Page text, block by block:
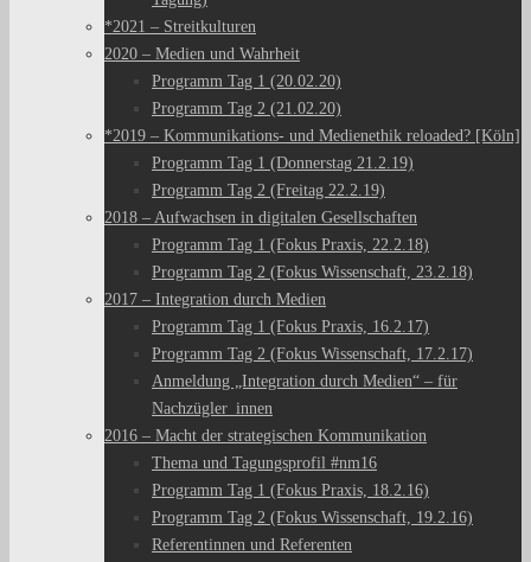
*2021 – Streitkulturen
2020 – Medien und Wahrheit
Programm Tag 1 (20.02.20)
Programm Tag 2 (21.02.20)
*2019 – Kommunikations- und Medienethik reloaded? [Köln]
Programm Tag 1 (Donnerstag 21.2.19)
Programm Tag 2 (Freitag 22.2.19)
2018 – Aufwachsen in digitalen Gesellschaften
Programm Tag 1 (Fokus Praxis, 22.2.18)
Programm Tag 2 (Fokus Wissenschaft, 23.2.18)
2017 – Integration durch Medien
Programm Tag 1 (Fokus Praxis, 16.2.17)
Programm Tag 2 (Fokus Wissenschaft, 17.2.17)
Anmeldung „Integration durch Medien“ – für
Nachzügler_innen
2016 – Macht der strategischen Kommunikation
Thema und Tagungsprofil #nm16
Programm Tag 1 (Fokus Praxis, 18.2.16)
Programm Tag 2 (Fokus Wissenschaft, 19.2.16)
Referentinnen und Referenten